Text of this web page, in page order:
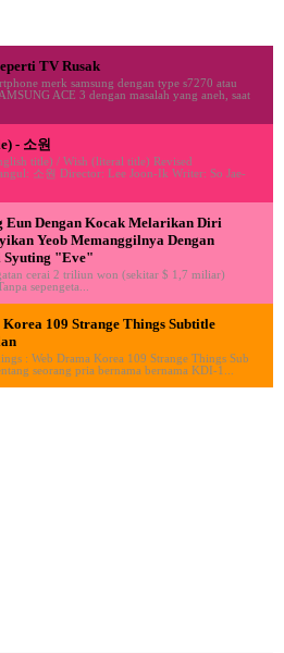
TV Rusak
merk samsung dengan type s7270 atau
ACE 3 dengan masalah yang aneh, saat
- 소원
title) / Wish (literal title) Revised
소원 Director: Lee Joon-Ik Writer: So Jae-
Eun Dengan Kocak Melarikan Diri
Yeob Memanggilnya Dengan
Syuting "Eve"
cerai 2 triliun won (sekitar $ 1,7 miliar)
sepengeta...
109 Strange Things Subtitle
: Web Drama Korea 109 Strange Things Sub
seorang pria bernama bernama KDI-1...